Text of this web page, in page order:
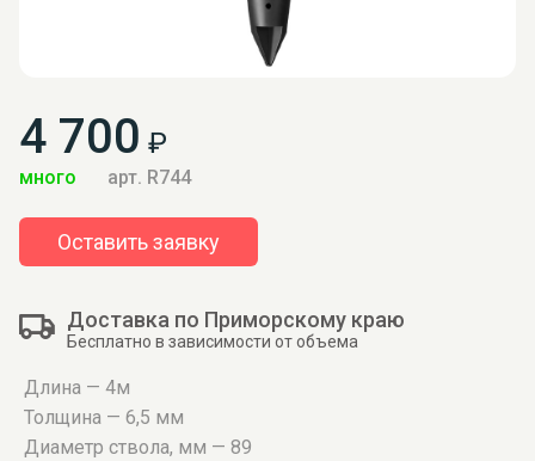
4 700 ₽
много арт. R744
Оставить заявку
Доставка по Приморскому краю
Бесплатно в зависимости от объема
Длина — 4м
Толщина — 6,5 мм
Диаметр ствола, мм — 89